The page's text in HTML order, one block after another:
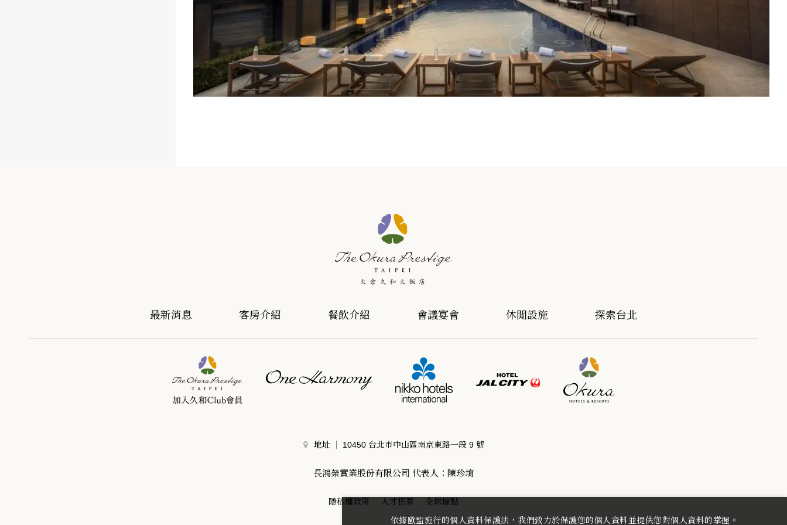
最新消息 客房介紹 餐飲介紹 會議宴會 休閒設施 探索台北
地址 10450 台北市中山區南京東路一段 9 號
長鴻榮實業股份有限公司 代表人：陳珍堉
隱私權政策 人才招募
全球據點
依據歐盟施行的個人資料保護法，我們致力於保護您的個人資料並提供您對個人資料的掌握。